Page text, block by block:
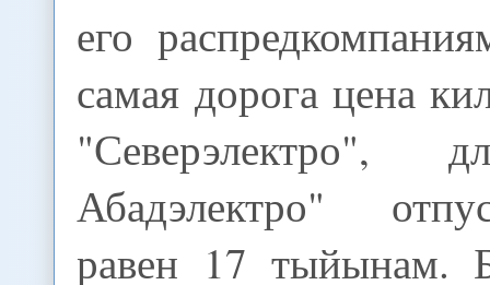
его
самая дорога цена
"Северэлектро",
Абадэлектро"
равен 17 тыйынам.